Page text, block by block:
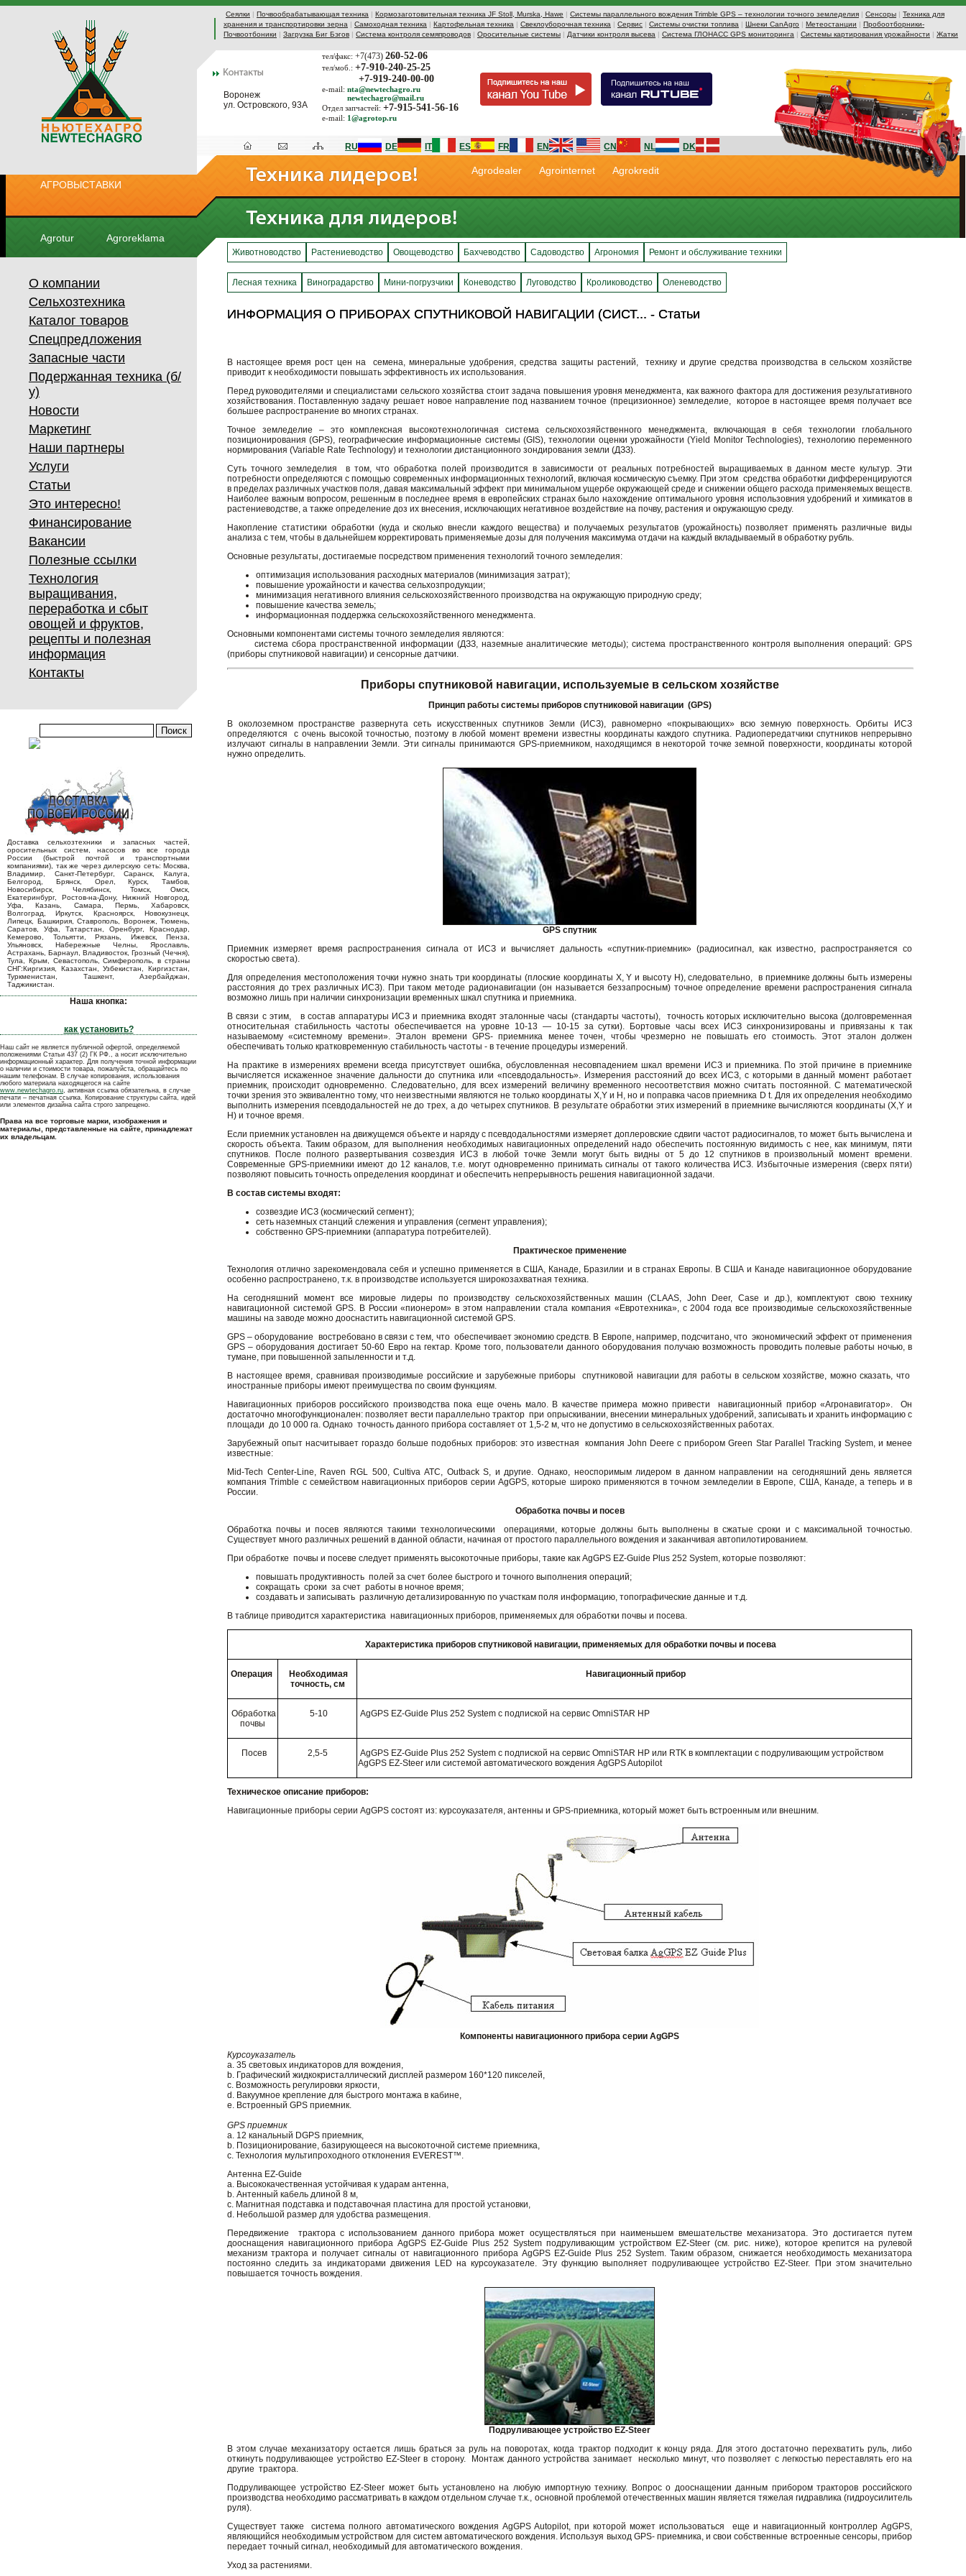
Сеялки | Почвообрабатывающая техника | Кормозаготовительная техника JF Stoll, Murska, Hawe | Системы параллельного вождения Trimble GPS – технологии точного земледелия | Сенсоры | Техника для
хранения и транспортировки зерна | Самоходная техника | Картофельная техника | Свеклоуборочная техника | Сервис | Системы очистки топлива | Шнеки CanAgro | Метеостанции | Пробоотборники-
Почвоотбоники | Загрузка Биг Бэгов | Система контроля семяпроводов | Оросительные системы | Датчики контроля высева | Система ГЛОНАСС GPS мониторинга | Системы картирования урожайности | Жатки
Воронеж
ул. Островского, 93А
тел/факс: +7(473) 260-52-06
тел/моб.: +7-910-240-25-25
+7-919-240-00-00
e-mail: nta@newtechagro.ru
newtechagro@mail.ru
Отдел запчастей: +7-915-541-56-16
e-mail: 1@agrotop.ru
АГРОВЫСТАВКИ
Agrotur Agroreklama
RU DE IT ES FR EN CN NL DK
Agrodealer Agrointernet Agrokredit
О компании
Сельхозтехника
Каталог товаров
Спецпредложения
Запасные части
Подержанная техника (б/
у)
Новости
Маркетинг
Наши партнеры
Услуги
Статьи
Это интересно!
Финансирование
Вакансии
Полезные ссылки
Технология
выращивания,
переработка и сбыт
овощей и фруктов,
рецепты и полезная
информация
Контакты
Доставка сельхозтехники и запасных частей,
оросительных систем, насосов во все города
России (быстрой почтой и транспортными
компаниями), так же через дилерскую сеть: Москва,
Владимир, Санкт-Петербург, Саранск, Калуга,
Белгород, Брянск, Орел, Курск, Тамбов,
Новосибирск, Челябинск, Томск, Омск,
Екатеринбург, Ростов-на-Дону, Нижний Новгород,
Уфа, Казань, Самара, Пермь, Хабаровск,
Волгоград, Иркутск, Красноярск, Новокузнецк,
Липецк, Башкирия, Ставрополь, Воронеж, Тюмень,
Саратов, Уфа, Татарстан, Оренбург, Краснодар,
Кемерово, Тольятти, Рязань, Ижевск, Пенза,
Ульяновск, Набережные Челны, Ярославль,
Астрахань, Барнаул, Владивосток, Грозный (Чечня),
Тула, Крым, Севастополь, Симферополь, в страны
СНГ:Киргизия, Казахстан, Узбекистан, Киргизстан,
Туркменистан, Ташкент, Азербайджан,
Таджикистан.
Наша кнопка:
как установить?
Наш сайт не является публичной офертой, определяемой
положениями Статьи 437 (2) ГК РФ., а носит исключительно
информационный характер. Для получения точной информации
о наличии и стоимости товара, пожалуйста, обращайтесь по
нашим телефонам. В случае копирования, использования
любого материала находящегося на сайте
www.newtechagro.ru, активная ссылка обязательна, в случае
печати – печатная ссылка. Копирование структуры сайта, идей
или элементов дизайна сайта строго запрещено.
Права на все торговые марки, изображения и
материалы, представленные на сайте, принадлежат
их владельцам.
Животноводство Растениеводство Овощеводство Бахчеводство Садоводство Агрономия Ремонт и обслуживание техники
Лесная техника Виноградарство Мини-погрузчики Коневодство Луговодство Кролиководство Оленеводство
ИНФОРМАЦИЯ О ПРИБОРАХ СПУТНИКОВОЙ НАВИГАЦИИ (СИСТ... - Статьи
ИНФОРМАЦИЯ О ПРИБОРАХ СПУТНИКОВОЙ НАВИГАЦИИ (СИСТ... - Статьи
В настоящее время рост цен на семена, минеральные удобрения, средства защиты растений, технику и другие средства производства в сельском хозяйстве
приводит к необходимости повышать эффективность их использования.
Перед руководителями и специалистами сельского хозяйства стоит задача повышения уровня менеджмента, как важного фактора для достижения результативного
хозяйствования. Поставленную задачу решает новое направление под названием точное (прецизионное) земледелие, которое в настоящее время получает все
большее распространение во многих странах.
Точное земледелие – это комплексная высокотехнологичная система сельскохозяйственного менеджмента, включающая в себя технологии глобального
позиционирования (GPS), географические информационные системы (GIS), технологии оценки урожайности (Yield Monitor Technologies), технологию переменного
нормирования (Variable Rate Technology) и технологии дистанционного зондирования земли (ДЗЗ).
Суть точного земледелия в том, что обработка полей производится в зависимости от реальных потребностей выращиваемых в данном месте культур. Эти
потребности определяются с помощью современных информационных технологий, включая космическую съемку. При этом средства обработки дифференцируются
в пределах различных участков поля, давая максимальный эффект при минимальном ущербе окружающей среде и снижении общего расхода применяемых веществ.
Наиболее важным вопросом, решенным в последнее время в европейских странах было нахождение оптимального уровня использовния удобрений и химикатов в
растениеводстве, а также определение доз их внесения, исключающих негативное воздействие на почву, растения и окружающую среду.
Накопление статистики обработки (куда и сколько внесли каждого вещества) и получаемых результатов (урожайность) позволяет применять различные виды
анализа с тем, чтобы в дальнейшем корректировать применяемые дозы для получения максимума отдачи на каждый вкладываемый в обработку рубль.
Основные результаты, достигаемые посредством применения технологий точного земледелия:
оптимизация использования расходных материалов (минимизация затрат);
повышение урожайности и качества сельхозпродукции;
минимизация негативного влияния сельскохозяйственного производства на окружающую природную среду;
повышение качества земель;
информационная поддержка сельскохозяйственного менеджмента.
Основными компонентами системы точного земледелия являются:
система сбора пространственной информации (ДЗЗ, наземные аналитические методы); система пространственного контроля выполнения операций: GPS
(приборы спутниковой навигации) и сенсорные датчики.
Приборы спутниковой навигации, используемые в сельском хозяйстве
Принцип работы системы приборов спутниковой навигации (GPS)
В околоземном пространстве развернута сеть искусственных спутников Земли (ИСЗ), равномерно «покрывающих» всю земную поверхность. Орбиты ИСЗ
определяются с очень высокой точностью, поэтому в любой момент времени известны координаты каждого спутника. Радиопередатчики спутников непрерывно
излучают сигналы в направлении Земли. Эти сигналы принимаются GPS-приемником, находящимся в некоторой точке земной поверхности, координаты которой
нужно определить.
GPS спутник
Приемник измеряет время распространения сигнала от ИСЗ и вычисляет дальность «спутник-приемник» (радиосигнал, как известно, распространяется со
скоростью света).
Для определения местоположения точки нужно знать три координаты (плоские координаты X, Y и высоту H), следовательно, в приемнике должны быть измерены
расстояния до трех различных ИСЗ). При таком методе радионавигации (он называется беззапросным) точное определение времени распространения сигнала
возможно лишь при наличии синхронизации временных шкал спутника и приемника.
В связи с этим, в состав аппаратуры ИСЗ и приемника входят эталонные часы (стандарты частоты), точность которых исключительно высока (долговременная
относительная стабильность частоты обеспечивается на уровне 10-13 — 10-15 за сутки). Бортовые часы всех ИСЗ синхронизированы и привязаны к так
называемому «системному времени». Эталон времени GPS- приемника менее точен, чтобы чрезмерно не повышать его стоимость. Этот эталон должен
обеспечивать только кратковременную стабильность частоты - в течение процедуры измерений.
На практике в измерениях времени всегда присутствует ошибка, обусловленная несовпадением шкал времени ИСЗ и приемника. По этой причине в приемнике
вычисляется искаженное значение дальности до спутника или «псевдодальность». Измерения расстояний до всех ИСЗ, с которыми в данный момент работает
приемник, происходит одновременно. Следовательно, для всех измерений величину временного несоответствия можно считать постоянной. С математической
точки зрения это эквивалентно тому, что неизвестными являются не только координаты X,Y и H, но и поправка часов приемника D t. Для их определения необходимо
выполнить измерения псевдодальностей не до трех, а до четырех спутников. В результате обработки этих измерений в приемнике вычисляются координаты (X,Y и
H) и точное время.
Если приемник установлен на движущемся объекте и наряду с псевдодальностями измеряет доплеровские сдвиги частот радиосигналов, то может быть вычислена и
скорость объекта. Таким образом, для выполнения необходимых навигационных определений надо обеспечить постоянную видимость с нее, как минимум, пяти
спутников. После полного развертывания созвездия ИСЗ в любой точке Земли могут быть видны от 5 до 12 спутников в произвольный момент времени.
Современные GPS-приемники имеют до 12 каналов, т.е. могут одновременно принимать сигналы от такого количества ИСЗ. Избыточные измерения (сверх пяти)
позволяют повысить точность определения координат и обеспечить непрерывность решения навигационной задачи.
В состав системы входят:
созвездие ИСЗ (космический сегмент);
сеть наземных станций слежения и управления (сегмент управления);
собственно GPS-приемники (аппаратура потребителей).
Практическое применение
Технология отлично зарекомендовала себя и успешно применяется в США, Канаде, Бразилии и в странах Европы. В США и Канаде навигационное оборудование
особенно распространено, т.к. в производстве используется широкозахватная техника.
На сегодняшний момент все мировые лидеры по производству сельскохозяйственных машин (CLAAS, John Deer, Case и др.), комплектуют свою технику
навигационной системой GPS. В России «пионером» в этом направлении стала компания «Евротехника», с 2004 года все производимые сельскохозяйственные
машины на заводе можно дооснастить навигационной системой GPS.
GPS – оборудование востребовано в связи с тем, что обеспечивает экономию средств. В Европе, например, подсчитано, что экономический эффект от применения
GPS – оборудования достигает 50-60 Евро на гектар. Кроме того, пользователи данного оборудования получаю возможность проводить полевые работы ночью, в
тумане, при повышенной запыленности и т.д.
В настоящее время, сравнивая производимые российские и зарубежные приборы спутниковой навигации для работы в сельском хозяйстве, можно сказать, что
иностранные приборы имеют преимущества по своим функциям.
Навигационных приборов российского производства пока еще очень мало. В качестве примера можно привести навигационный прибор «Агронавигатор». Он
достаточно многофункционален: позволяет вести параллельно трактор при опрыскивании, внесении минеральных удобрений, записывать и хранить информацию с
площади до 10 000 га. Однако точность данного прибора составляет от 1,5-2 м, что не допустимо в сельскохозяйственных работах.
Зарубежный опыт насчитывает гораздо больше подобных приборов: это известная компания John Deere с прибором Green Star Parallel Tracking System, и менее
известные:
Mid-Tech Center-Line, Raven RGL 500, Cultiva ATC, Outback S, и другие. Однако, неоспоримым лидером в данном направлении на сегодняшний день является
компания Trimble с семейством навигационных приборов серии AgGPS, которые широко применяются в точном земледелии в Европе, США, Канаде, а теперь и в
России.
Обработка почвы и посев
Обработка почвы и посев являются такими технологическими операциями, которые должны быть выполнены в сжатые сроки и с максимальной точностью.
Существует много различных решений в данной области, начиная от простого параллельного вождения и заканчивая автопилотированием.
При обработке почвы и посеве следует применять высокоточные приборы, такие как AgGPS EZ-Guide Plus 252 System, которые позволяют:
повышать продуктивность полей за счет более быстрого и точного выполнения операций;
сокращать сроки за счет работы в ночное время;
создавать и записывать различную детализированную по участкам поля информацию, топографические данные и т.д.
В таблице приводится характеристика навигационных приборов, применяемых для обработки почвы и посева.
Характеристика приборов спутниковой навигации, применяемых для обработки почвы и посева
Операция
Необходимая
точность, см
Навигационный прибор
Обработка
почвы
5-10 AgGPS EZ-Guide Plus 252 System с подпиской на сервис OmniSTAR HP
Посев 2,5-5
AgGPS EZ-Guide Plus 252 System с подпиской на сервис OmniSTAR HP или RTK в комплектации с подруливающим устройством
AgGPS EZ-Steer или системой автоматического вождения AgGPS Autopilot
Техническое описание приборов:
Навигационные приборы серии AgGPS состоят из: курсоуказателя, антенны и GPS-приемника, который может быть встроенным или внешним.
Компоненты навигационного прибора серии AgGPS
Курсоуказатель
a. 35 световых индикаторов для вождения,
b. Графический жидкокристаллический дисплей размером 160*120 пикселей,
c. Возможность регулировки яркости,
d. Вакуумное крепление для быстрого монтажа в кабине,
e. Встроенный GPS приемник.
GPS приемник
a. 12 канальный DGPS приемник,
b. Позиционирование, базирующееся на высокоточной системе приемника,
c. Технология мультипроходного отклонения EVEREST™.
Антенна EZ-Guide
a. Высококачественная устойчивая к ударам антенна,
b. Антенный кабель длиной 8 м,
c. Магнитная подставка и подставочная пластина для простой установки,
d. Небольшой размер для удобства размещения.
Передвижение трактора с использованием данного прибора может осуществляться при наименьшем вмешательстве механизатора. Это достигается путем
дооснащения навигационного прибора AgGPS EZ-Guide Plus 252 System подруливающим устройством EZ-Steer (см. рис. ниже), которое крепится на рулевой
механизм трактора и получает сигналы от навигационного прибора AgGPS EZ-Guide Plus 252 System. Таким образом, снижается необходимость механизатора
постоянно следить за индикаторами движения LED на курсоуказателе. Эту функцию выполняет подруливающее устройство EZ-Steer. При этом значительно
повышается точность вождения.
Подруливающее устройство EZ-Steer
В этом случае механизатору остается лишь браться за руль на поворотах, когда трактор подходит к концу ряда. Для этого достаточно перехватить руль, либо
откинуть подруливающее устройство EZ-Steer в сторону. Монтаж данного устройства занимает несколько минут, что позволяет с легкостью переставлять его на
другие трактора.
Подруливающее устройство EZ-Steer может быть установлено на любую импортную технику. Вопрос о дооснащении данным прибором тракторов российского
производства необходимо рассматривать в каждом отдельном случае т.к., основной проблемой отечественных машин является тяжелая гидравлика (гидроусилитель
руля).
Существует также система полного автоматического вождения AgGPS Autopilot, при которой может использоваться еще и навигационный контроллер AgGPS,
являющийся необходимым устройством для систем автоматического вождения. Используя выход GPS- приемника, и свои собственные встроенные сенсоры, прибор
передает точный сигнал, необходимый для автоматического вождения.
Уход за растениями.